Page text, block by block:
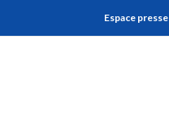
Espace presse